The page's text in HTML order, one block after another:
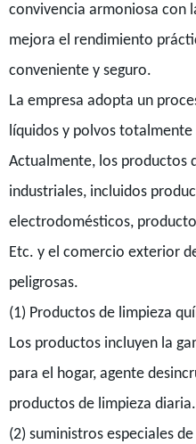
convivencia armoniosa con
mejora el rendimiento
conveniente y seguro.
La empresa adopta un
líquidos y polvos
Actualmente, los productos
industriales, incluidos
electrodomésticos,
Etc. y el comercio exterior
peligrosas.
(1) Productos de limpieza
Los productos incluyen la
para el hogar, agente
productos de limpieza diaria.
(2) suministros especiales